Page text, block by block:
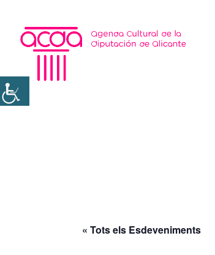
« Tots els Esdeveniments